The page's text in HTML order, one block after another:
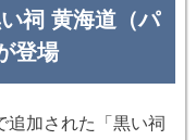
祠 黄海道（パ
登場
追加された「黒い祠